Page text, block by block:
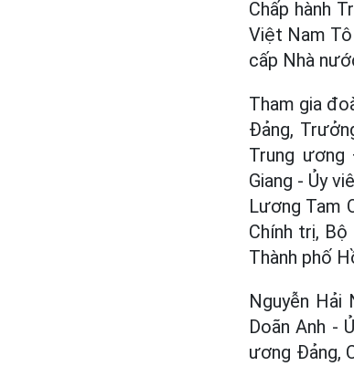
Chấp hành
Việt Nam
cấp Nhà
Tham gia
Đảng,
Trung ương
Giang - Ủy
Lương Tam
Chính trị,
Thành phố
Nguyễn Hải
Doãn Anh -
ương Đảng,